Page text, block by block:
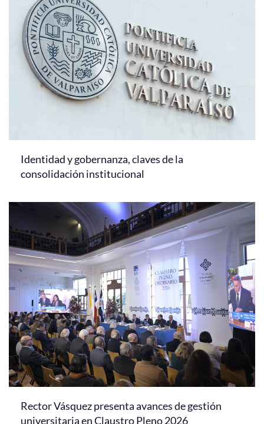
Identidad y gobernanza, claves de la
consolidación institucional
Rector Vásquez presenta avances de gestión
universitaria en Claustro Pleno 2026